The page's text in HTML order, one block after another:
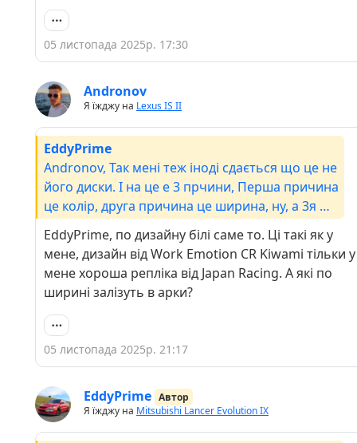
05 листопада 2025р. 17:30
Andronov
Я їжджу на Lexus IS II
EddyPrime
Andronov, Так мені теж іноді сдається що це не
його диски. І на це е 3 прчини, Перша причина
це колір, друга причина це ширина, ну, а 3я 🤣
🤣🤣 Були думки перефарбувати в білий, але 3
комплекти білих це сдаеться забагато. 🤔Тож
білі чекають на камбек влітку.🥳
EddyPrime, по дизайну білі саме то. Ці такі як у
мене, дизайн від Work Emotion CR Kiwami тільки у
мене хороша репліка від Japan Racing. А які по
ширині залізуть в арки?
05 листопада 2025р. 21:17
EddyPrime Автор
Я їжджу на Mitsubishi Lancer Evolution IX